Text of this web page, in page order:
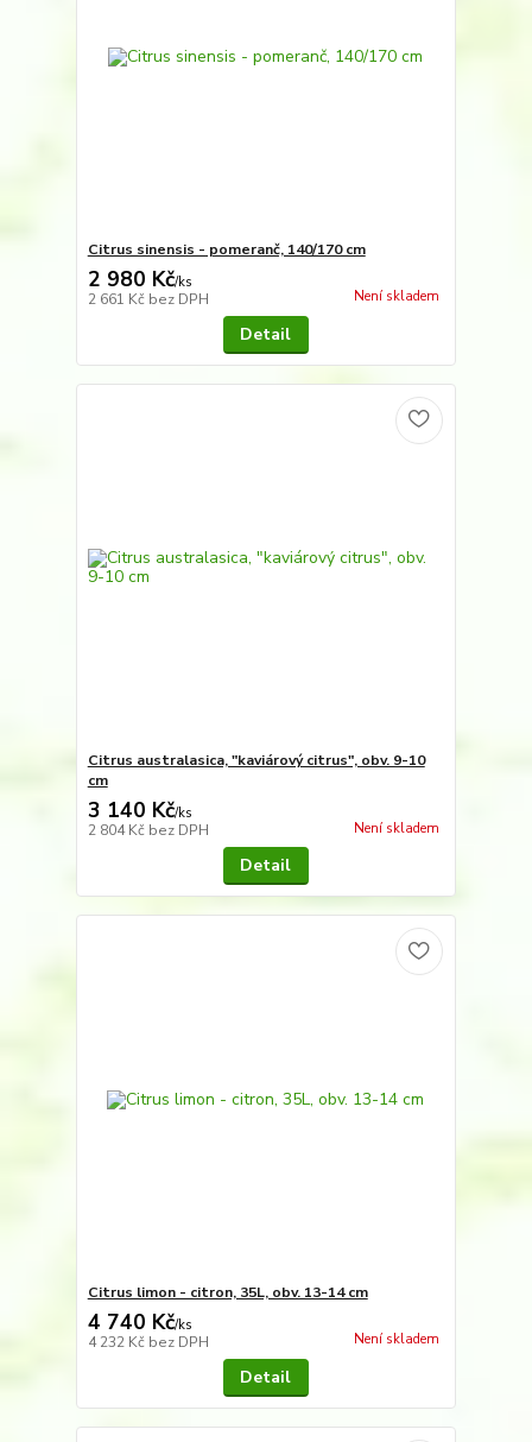
Citrus sinensis - pomeranč, 140/170 cm
2 980 Kč/ks
2 661 Kč bez DPH Není skladem
Detail
Citrus australasica, "kaviárový citrus", obv. 9-10
cm
3 140 Kč/ks
2 804 Kč bez DPH Není skladem
Detail
Citrus limon - citron, 35L, obv. 13-14 cm
4 740 Kč/ks
4 232 Kč bez DPH Není skladem
Detail